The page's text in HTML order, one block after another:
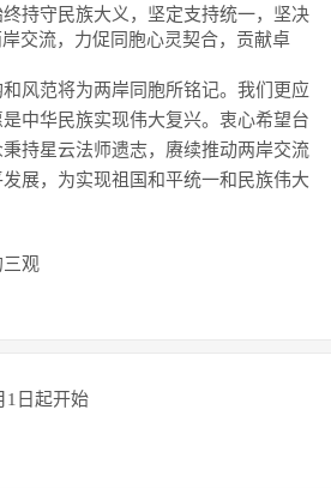
持守民族大义，坚定支持统一，坚决
交流，力促同胞心灵契合，贡献卓
风范将为两岸同胞所铭记。我们更应
中华民族实现伟大复兴。衷心希望台
持星云法师遗志，赓续推动两岸交流
展，为实现祖国和平统一和民族伟大
三观
1日起开始